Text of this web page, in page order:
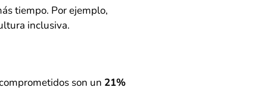
tiempo. Por ejemplo,
inclusiva.
son un 21%